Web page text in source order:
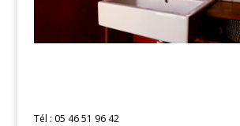
Tél : 05 46 51 96 42